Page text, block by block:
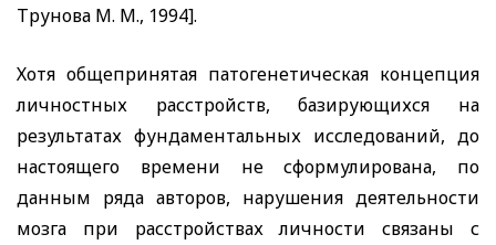
Трунова М. М., 1994].
Хотя общепринятая патогенетическая концепция
личностных расстройств, базирующихся на
результатах фундаментальных исследований, до
настоящего времени не сформулирована, по
данным ряда авторов, нарушения деятельности
мозга при расстройствах личности связаны с